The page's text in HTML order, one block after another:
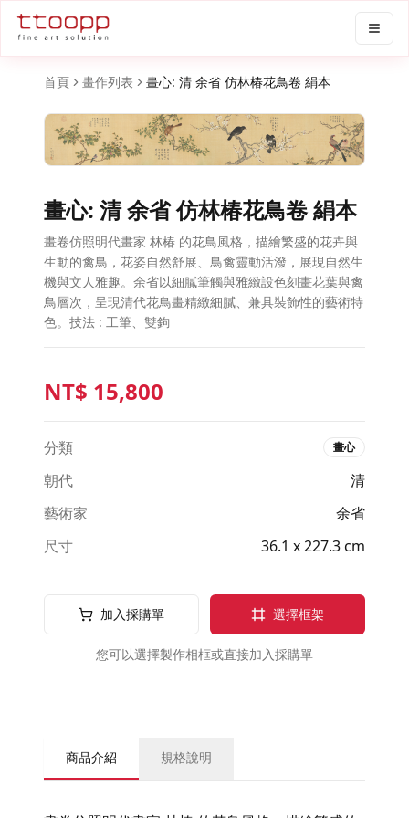
首頁 畫作列表 畫心: 清 余省 仿林椿花鳥卷 絹本
畫心: 清 余省 仿林椿花鳥卷 絹本
畫卷仿照明代畫家 林椿 的花鳥風格，描繪繁盛的花卉與
生動的禽鳥，花姿自然舒展、鳥禽靈動活潑，展現自然生
機與文人雅趣。余省以細膩筆觸與雅緻設色刻畫花葉與禽
鳥層次，呈現清代花鳥畫精緻細膩、兼具裝飾性的藝術特
色。技法 : 工筆、雙鉤
NT$ 15,800
分類 畫心
朝代
清
藝術家
余省
尺寸
36.1 x 227.3 cm
加入採購單 選擇框架
您可以選擇製作相框或直接加入採購單
商品介紹 規格說明